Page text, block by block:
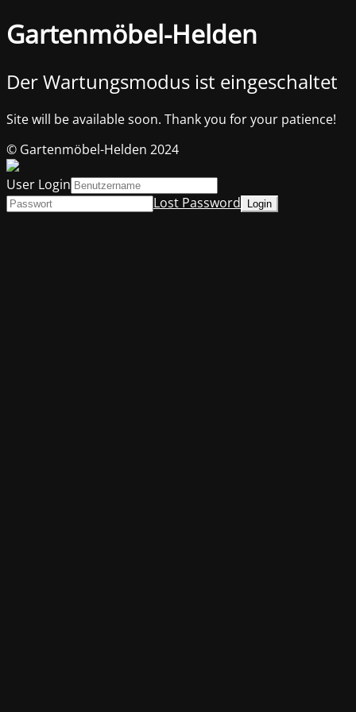
Gartenmöbel-Helden
Der Wartungsmodus ist eingeschaltet
Site will be available soon. Thank you for your patience!
© Gartenmöbel-Helden 2024
User Login
Lost Password